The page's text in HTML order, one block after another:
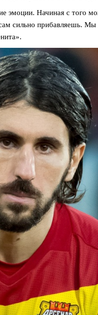
эмоции. Начиная с того
сильно прибавляешь.